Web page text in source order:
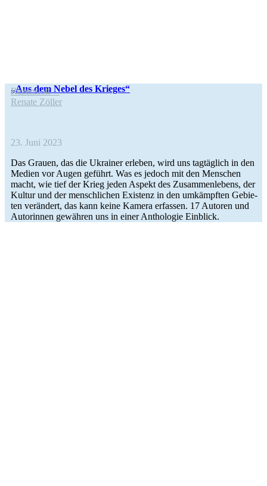
„Aus dem Nebel des Krieges“
Rezen­sion
Renate Zöller
23. Juni 2023
Das Grauen, das die Ukrai­ner erleben, wird uns tag­täg­lich in den
Medien vor Augen geführt. Was es jedoch mit den Men­schen
macht, wie tief der Krieg jeden Aspekt des Zusam­men­le­bens, der
Kultur und der mensch­li­chen Exis­tenz in den umkämpf­ten Gebie­
ten ver­än­dert, das kann keine Kamera erfas­sen. 17 Autoren und
Autorin­nen gewäh­ren uns in einer Antho­lo­gie Einblick.